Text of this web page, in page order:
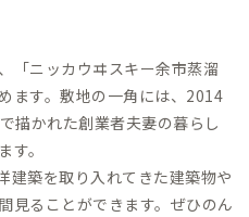
「ニッカウヰスキー余市蒸溜
ます。敷地の一角には、2014
描かれた創業者夫妻の暮らし
。
建築を取り入れてきた建築物や
見ることができます。ぜひのん